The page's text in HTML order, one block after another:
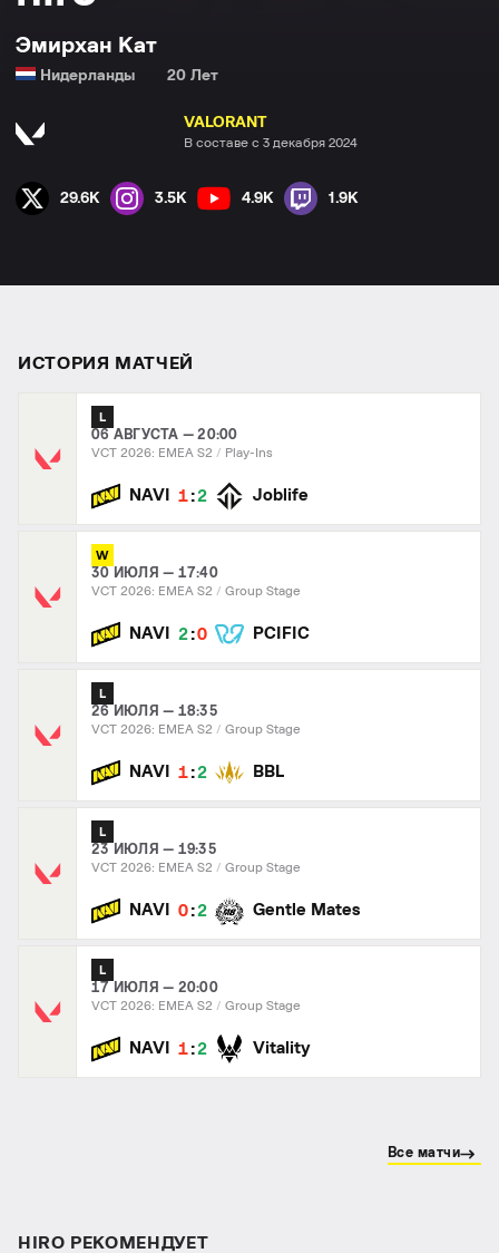
Эмирхан Кат
Нидерланды 20 Лет
VALORANT
В составе с 3 декабря 2024
29.6K 3.5K 4.9K 1.9K
ИСТОРИЯ МАТЧЕЙ
L
06 АВГУСТА — 20:00
VCT 2026: EMEA S2 Play-Ins
NAVI 1 :2 Joblife
W
30 ИЮЛЯ — 17:40
VCT 2026: EMEA S2 Group Stage
NAVI 2 :0 PCIFIC
L
26 ИЮЛЯ — 18:35
VCT 2026: EMEA S2 Group Stage
NAVI 1 :2 BBL
L
23 ИЮЛЯ — 19:35
VCT 2026: EMEA S2 Group Stage
NAVI 0 :2 Gentle Mates
L
17 ИЮЛЯ — 20:00
VCT 2026: EMEA S2 Group Stage
NAVI 1 :2 Vitality
Все матчи
HIRO РЕКОМЕНДУЕТ